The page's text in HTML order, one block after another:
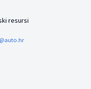
resursi